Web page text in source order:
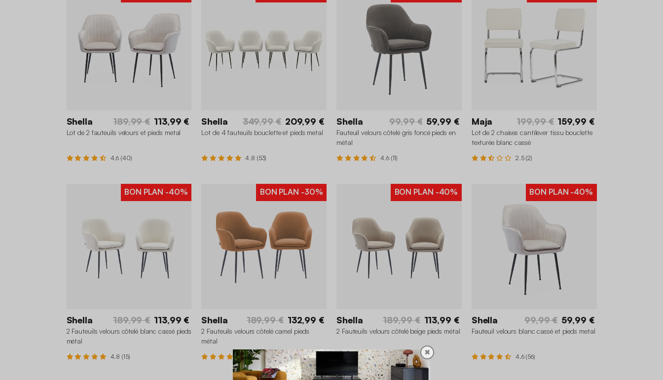
Shella 189,99 € 113,99 €
Lot de 2 fauteuils velours et pieds metal
4.6 (40)
Shella 349,99 € 209,99 €
Lot de 4 fauteuils bouclette et pieds metal
4.8 (53)
Shella 99,99 € 59,99 €
Fauteuil velours côtelé gris foncé pieds en
métal
4.6 (11)
Maja 199,99 € 159,99 €
Lot de 2 chaises cantilever tissu bouclette
texturée blanc cassé
2.5 (2)
BON PLAN -40%
Shella 189,99 € 113,99 €
2 Fauteuils velours côtelé blanc cassé pieds
métal
4.8 (15)
BON PLAN -30%
Shella 189,99 € 132,99 €
2 Fauteuils velours côtelé camel pieds
métal
4.8 (15)
BON PLAN -40%
Shella 189,99 € 113,99 €
2 Fauteuils velours côtelé beige pieds métal
4.8 (15)
BON PLAN -40%
Shella 99,99 € 59,99 €
Fauteuil velours blanc cassé et pieds metal
4.6 (56)
✖